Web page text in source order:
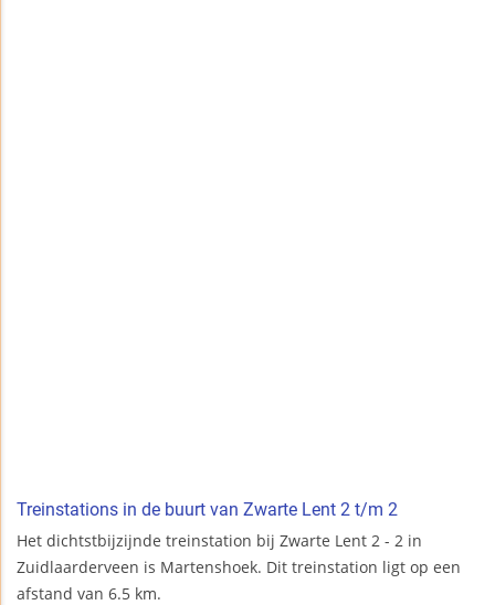
Treinstations in de buurt van Zwarte Lent 2 t/m 2
Het dichtstbijzijnde treinstation bij Zwarte Lent 2 - 2 in
Zuidlaarderveen is Martenshoek. Dit treinstation ligt op een
afstand van 6.5 km.